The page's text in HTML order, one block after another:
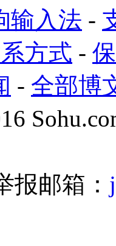
输入法 -
方式 -
- 全部博
报邮箱：